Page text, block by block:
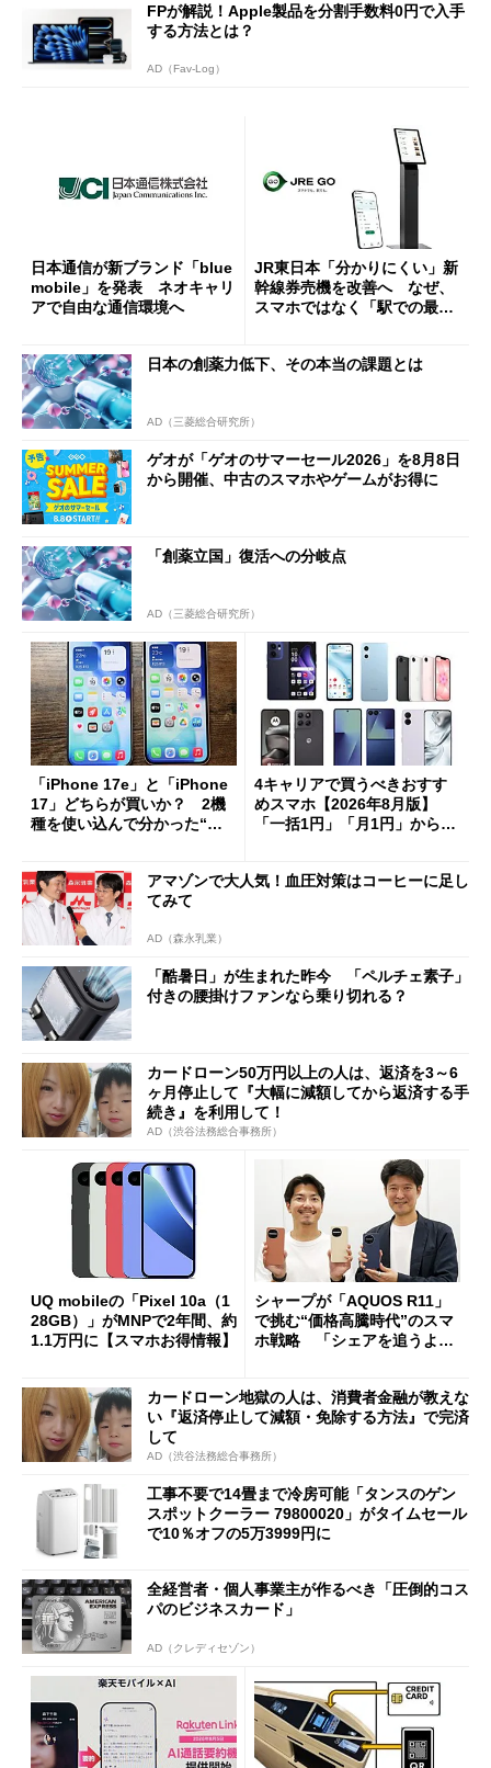
FPが解説！Apple製品を分割手数料0円で入手
する方法とは？
AD（Fav-Log）
日本通信が新ブランド「blue
mobile」を発表 ネオキャリ
アで自由な通信環境へ
JR東日本「分かりにくい」新
幹線券売機を改善へ なぜ、
スマホではなく「駅での最短
日本の創薬力低下、その本当の課題とは
AD（三菱総合研究所）
ゲオが「ゲオのサマーセール2026」を8月8日
から開催、中古のスマホやゲームがお得に
「創薬立国」復活への分岐点
AD（三菱総合研究所）
「iPhone 17e」と「iPhone
17」どちらが買いか？ 2機
種を使い込んで分かった“ス
4キャリアで買うべきおすす
めスマホ【2026年8月版】
「一括1円」「月1円」からお
アマゾンで大人気！血圧対策はコーヒーに足し
てみて
AD（森永乳業）
「酷暑日」が生まれた昨今 「ペルチェ素子」
付きの腰掛けファンなら乗り切れる？
カードローン50万円以上の人は、返済を3～6
ヶ月停止して『大幅に減額してから返済する手
続き』を利用して！
AD（渋谷法務総合事務所）
UQ mobileの「Pixel 10a（1
28GB）」がMNPで2年間、約
1.1万円に【スマホお得情報】
シャープが「AQUOS R11」
で挑む“価格高騰時代”のスマ
ホ戦略 「シェアを追うより
カードローン地獄の人は、消費者金融が教えな
い『返済停止して減額・免除する方法』で完済
して
AD（渋谷法務総合事務所）
工事不要で14畳まで冷房可能「タンスのゲン
スポットクーラー 79800020」がタイムセール
で10％オフの5万3999円に
全経営者・個人事業主が作るべき「圧倒的コス
パのビジネスカード」
AD（クレディセゾン）